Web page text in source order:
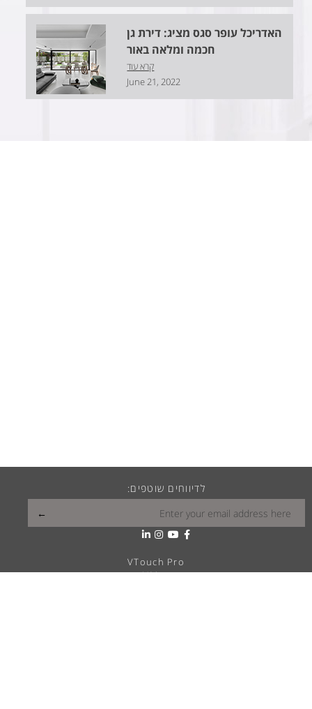
האדריכל עופר סגס מציג: דירת גן
חכמה ומלאה באור
קרא עוד
June 21, 2022
לדיווחים שוטפים:
VTouch Pro
VMax